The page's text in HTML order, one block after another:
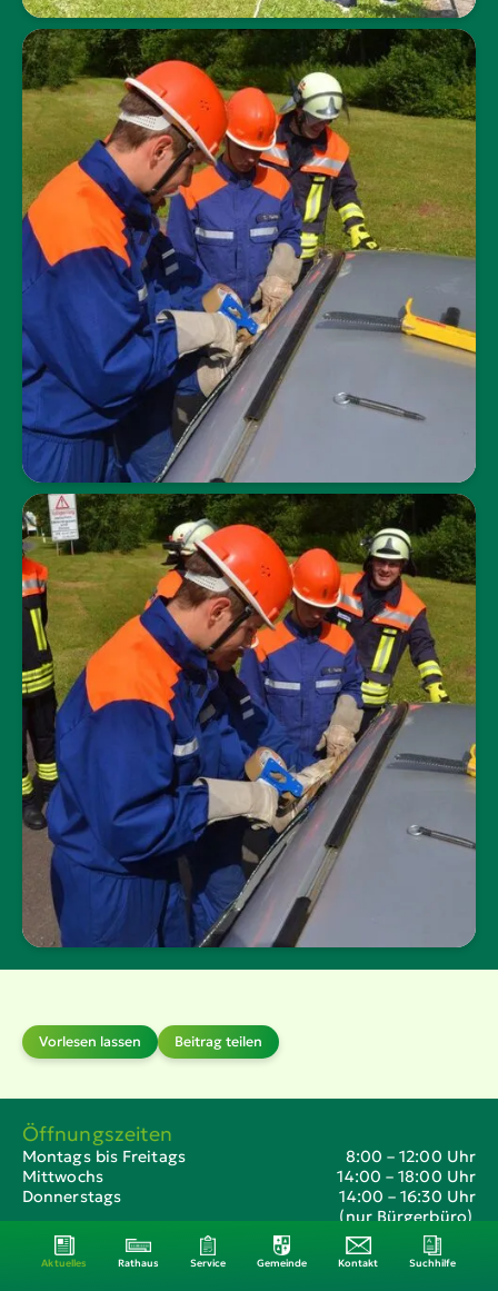
Öffnungszeiten
Montags bis Freitags
8:00 – 12:00 Uhr
Mittwochs
14:00 – 18:00 Uhr
Donnerstags
14:00 – 16:30 Uhr
(nur Bürgerbüro)
Vorlesen lassen Beitrag teilen
Aktuelles Rathaus Service Gemeinde Kontakt Suchhilfe